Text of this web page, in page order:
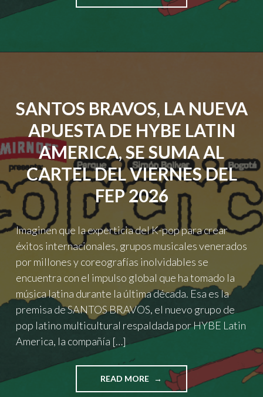
HOUSE
MAFIA
SE
SANTOS BRAVOS, LA NUEVA
APUESTA DE HYBE LATIN
AMERICA, SE SUMA AL
CARTEL DEL VIERNES DEL
FEP 2026
Imaginen que la experticia del K-pop para crear
éxitos internacionales, grupos musicales venerados
por millones y coreografías inolvidables se
encuentra con el impulso global que ha tomado la
música latina durante la última década. Esa es la
premisa de SANTOS BRAVOS, el nuevo grupo de
pop latino multicultural respaldada por HYBE Latin
America, la compañía […]
READ MORE "SANTOS
BRAVOS,